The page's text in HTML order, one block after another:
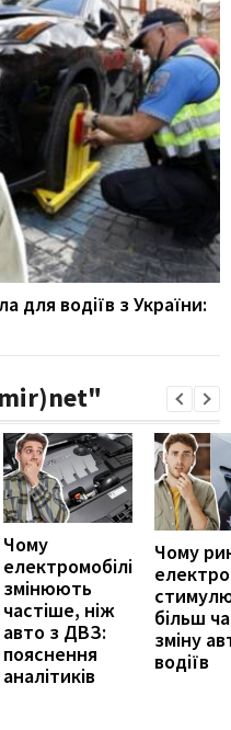
для водіїв з України:
Чому
електромобілі
змінюють
частіше, ніж
авто з ДВЗ:
пояснення
аналітиків
Чому
більш
зміну
водіїв